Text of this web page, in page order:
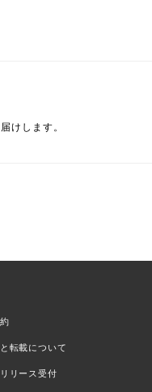
けします。
転載について
リース受付